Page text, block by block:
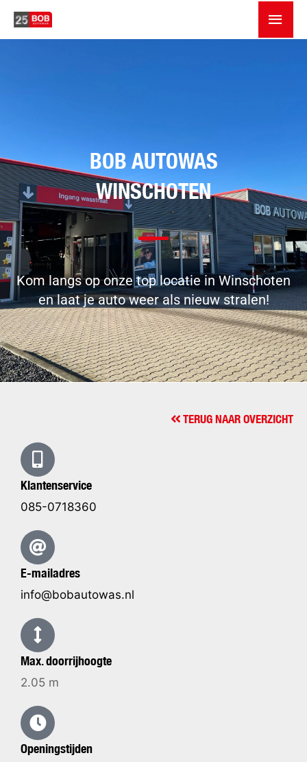
Skip
MAIN
BOB AUTOWAS
WINSCHOTEN
Kom langs op onze top locatie in Winschoten
en laat je auto weer als nieuw stralen!
TERUG NAAR OVERZICHT
Klantenservice
085-0718360
E-mailadres
info@bobautowas.nl
Max. doorrijhoogte
2.05 m
Openingstijden